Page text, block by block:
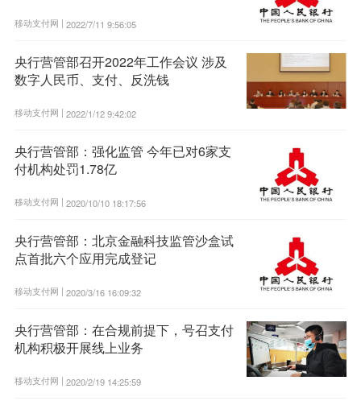
移动支付网 | 2022/7/11 9:56:05
央行营管部召开2022年工作会议 涉及
数字人民币、支付、反洗钱
移动支付网 | 2022/1/12 9:42:02
央行营管部：强化监管 今年已对6家支
付机构处罚1.78亿
移动支付网 | 2020/10/10 18:17:56
央行营管部：北京金融科技监管沙盒试
点首批六个应用完成登记
移动支付网 | 2020/3/16 16:09:32
央行营管部：在合规前提下，号召支付
机构积极开展线上业务
移动支付网 | 2020/2/19 14:25:59